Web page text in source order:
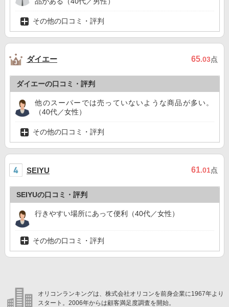
その他の口コミ・評判
ダイエー 65.03点
ダイエーの口コミ・評判
他のスーパーでは売っていないような商品が多い。
（40代／女性）
その他の口コミ・評判
SEIYU 61.01点
SEIYUの口コミ・評判
行きやすい場所にあって便利（40代／女性）
その他の口コミ・評判
オリコンランキングは、株式会社オリコンを前身企業に1967年より
スタート。2006年からは顧客満足度調査を開始。